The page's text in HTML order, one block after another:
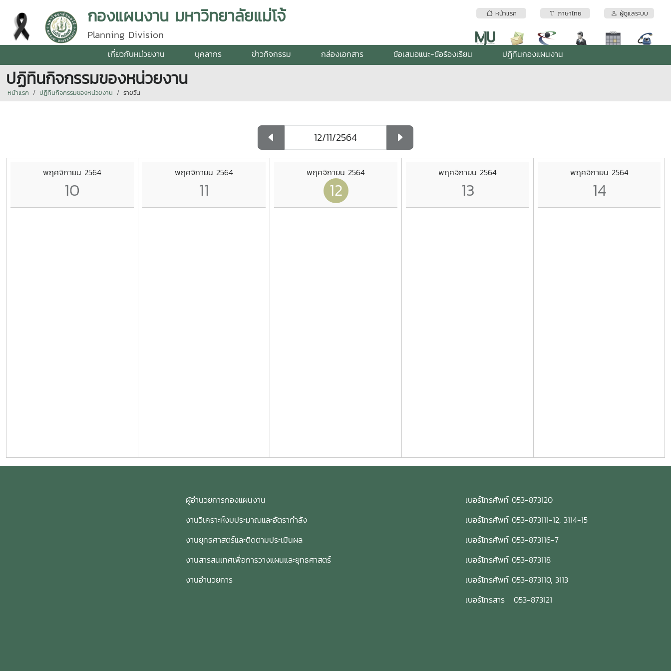
หน้าแรก ภาษาไทย ผู้ดูแลระบบ
กองแผนงาน มหาวิทยาลัยแม่โจ้
Planning Division
เกี่ยวกับหน่วยงาน บุคลากร ข่าวกิจกรรม กล่องเอกสาร ข้อเสนอแนะ-ข้อร้องเรียน ปฎิทินกองแผนงาน
ปฏิทินกิจกรรมของหน่วยงาน
หน้าแรก ปฏิทินกิจกรรมของหน่วยงาน รายวัน
พฤศจิกายน 2564
10
พฤศจิกายน 2564
11
พฤศจิกายน 2564
12
พฤศจิกายน 2564
13
พฤศจิกายน 2564
14
ผู้อำนวยการกองแผนงาน
เบอร์โทรศัพท์ 053-873120
งานวิเคราะห์งบประมาณและอัตรากำลัง
เบอร์โทรศัพท์ 053-873111-12, 3114-15
งานยุทธศาสตร์และติดตามประเมินผล
เบอร์โทรศัพท์ 053-873116-7
งานสารสนเทศเพื่อการวางแผนและยุทธศาสตร์
เบอร์โทรศัพท์ 053-873118
งานอำนวยการ
เบอร์โทรศัพท์ 053-873110, 3113
เบอร์โทรสาร 053-873121